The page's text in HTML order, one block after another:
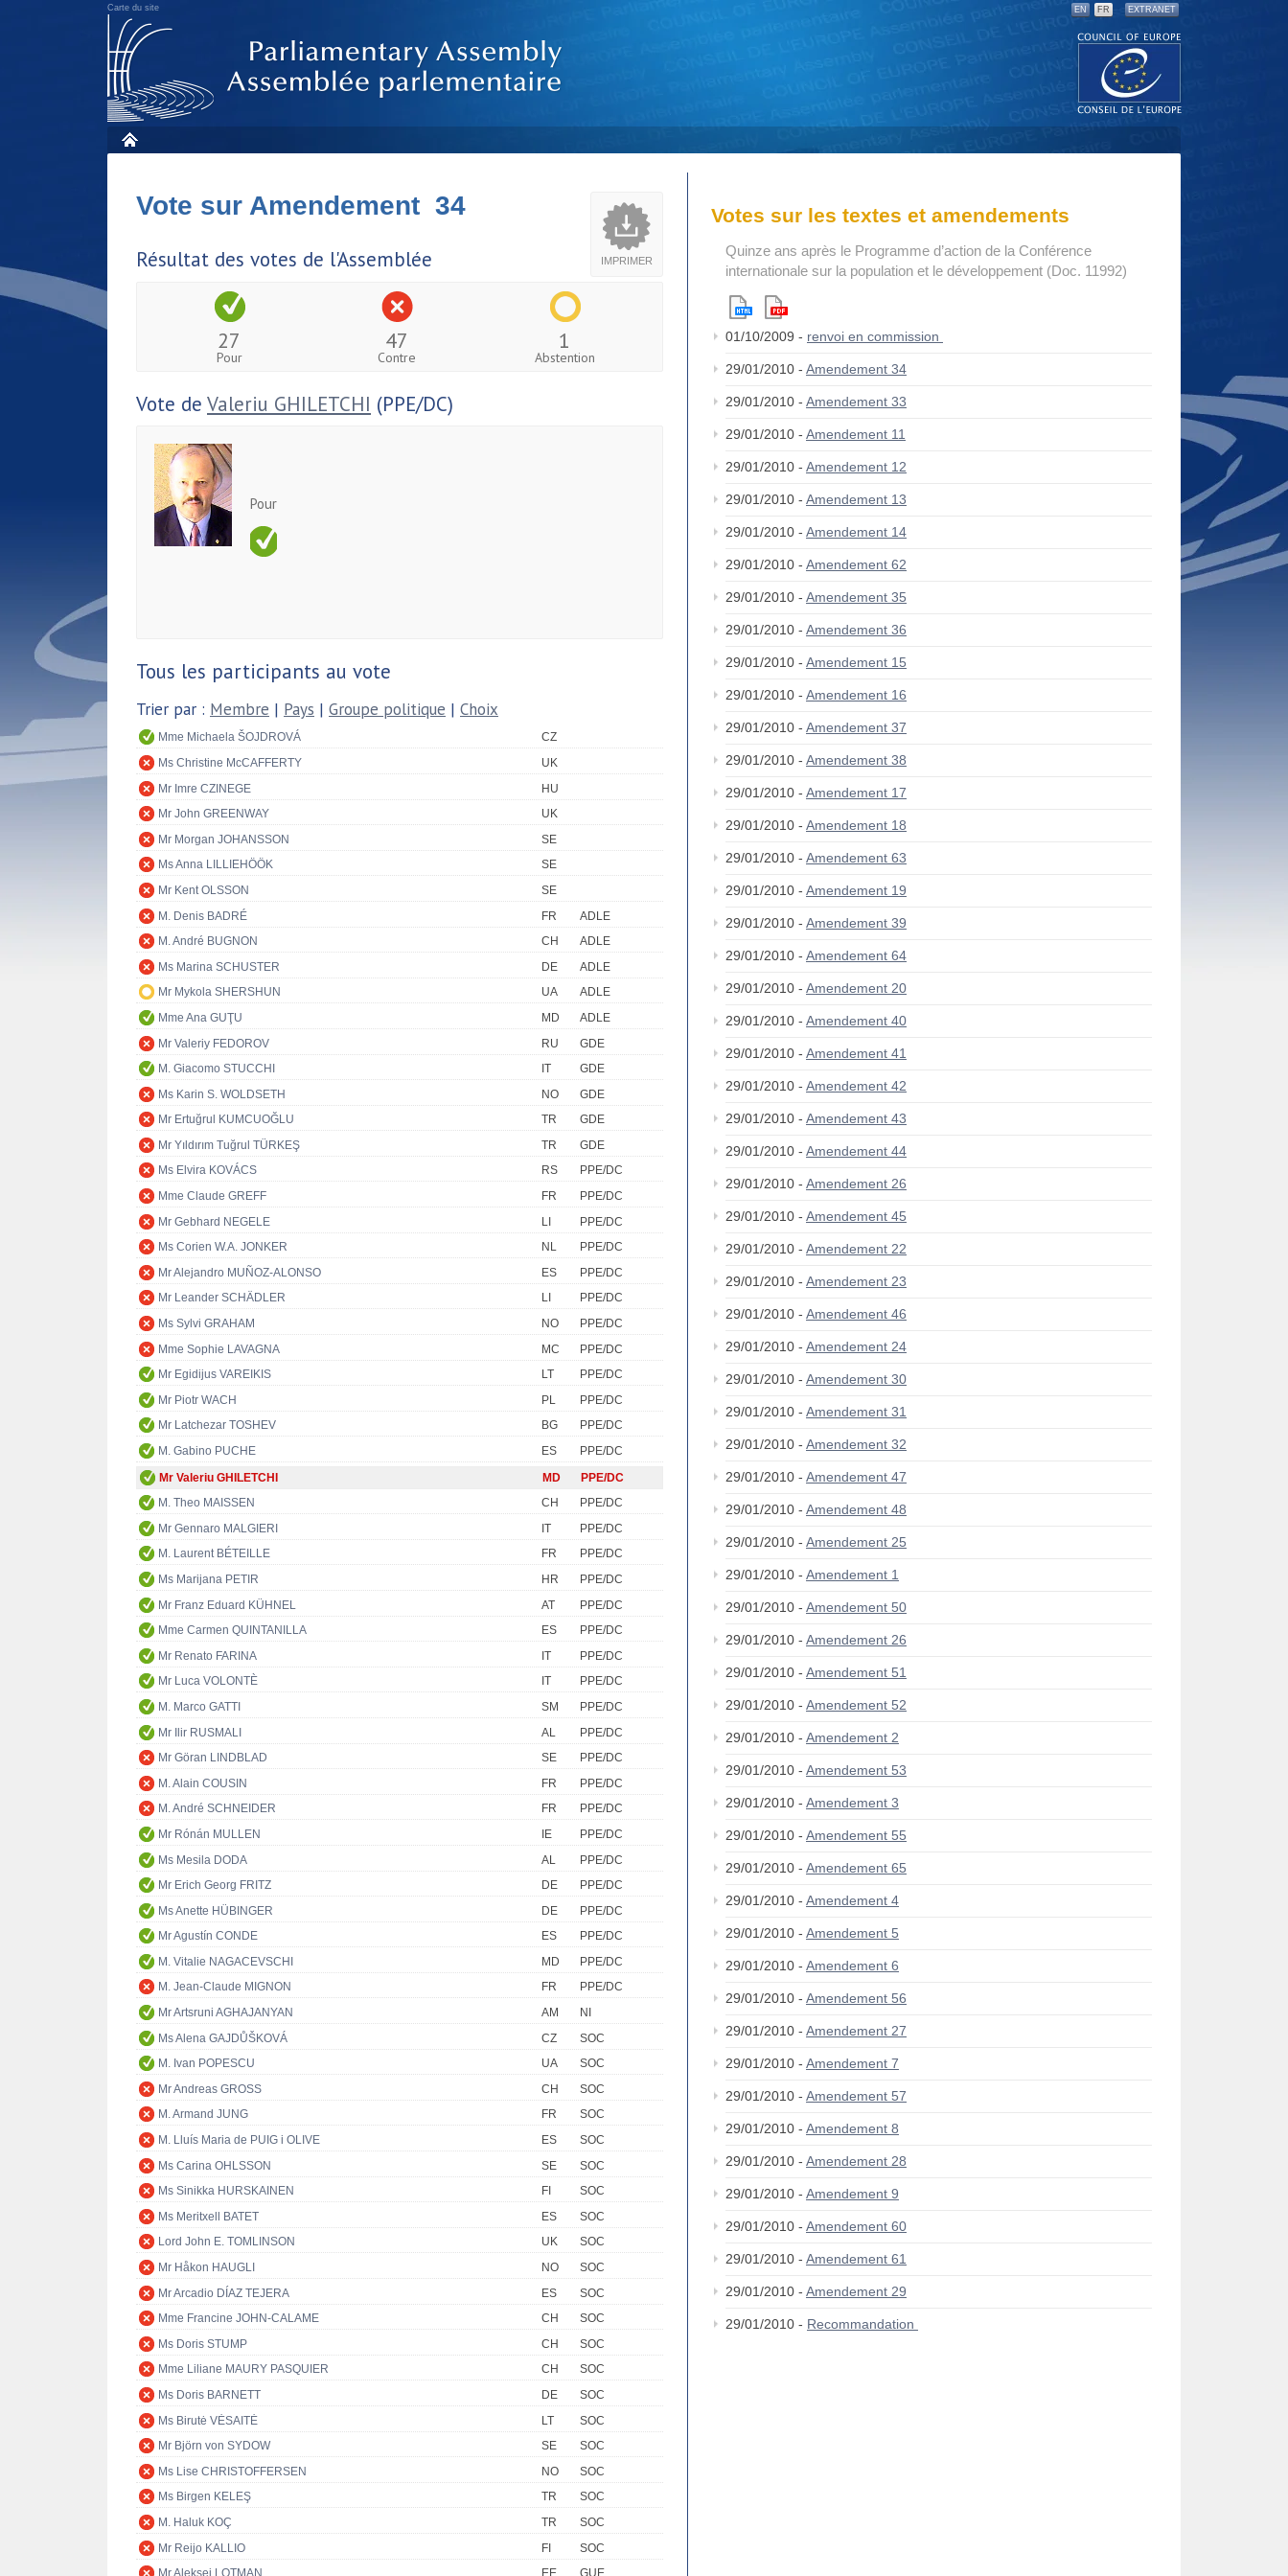
Carte du site EN FR EXTRANET
IMPRIMER
Vote sur Amendement 34
Résultat des votes de l'Assemblée
27
Pour
47
Contre
1
Abstention
Vote de Valeriu GHILETCHI (PPE/DC)
Pour
Tous les participants au vote
Trier par : Membre | Pays | Groupe politique | Choix
Mme Michaela ŠOJDROVÁ
CZ
Ms Christine McCAFFERTY
UK
Mr Imre CZINEGE
HU
Mr John GREENWAY
UK
Mr Morgan JOHANSSON
SE
Ms Anna LILLIEHÖÖK
SE
Mr Kent OLSSON
SE
M. Denis BADRÉ
FR
ADLE
M. André BUGNON
CH
ADLE
Ms Marina SCHUSTER
DE
ADLE
Mr Mykola SHERSHUN
UA
ADLE
Mme Ana GUŢU
MD
ADLE
Mr Valeriy FEDOROV
RU
GDE
M. Giacomo STUCCHI
IT
GDE
Ms Karin S. WOLDSETH
NO
GDE
Mr Ertuğrul KUMCUOĞLU
TR
GDE
Mr Yıldırım Tuğrul TÜRKEŞ
TR
GDE
Ms Elvira KOVÁCS
RS
PPE/DC
Mme Claude GREFF
FR
PPE/DC
Mr Gebhard NEGELE
LI
PPE/DC
Ms Corien W.A. JONKER
NL
PPE/DC
Mr Alejandro MUÑOZ-ALONSO
ES
PPE/DC
Mr Leander SCHÄDLER
LI
PPE/DC
Ms Sylvi GRAHAM
NO
PPE/DC
Mme Sophie LAVAGNA
MC
PPE/DC
Mr Egidijus VAREIKIS
LT
PPE/DC
Mr Piotr WACH
PL
PPE/DC
Mr Latchezar TOSHEV
BG
PPE/DC
M. Gabino PUCHE
ES
PPE/DC
Mr Valeriu GHILETCHI
MD
PPE/DC
M. Theo MAISSEN
CH
PPE/DC
Mr Gennaro MALGIERI
IT
PPE/DC
M. Laurent BÉTEILLE
FR
PPE/DC
Ms Marijana PETIR
HR
PPE/DC
Mr Franz Eduard KÜHNEL
AT
PPE/DC
Mme Carmen QUINTANILLA
ES
PPE/DC
Mr Renato FARINA
IT
PPE/DC
Mr Luca VOLONTÈ
IT
PPE/DC
M. Marco GATTI
SM
PPE/DC
Mr Ilir RUSMALI
AL
PPE/DC
Mr Göran LINDBLAD
SE
PPE/DC
M. Alain COUSIN
FR
PPE/DC
M. André SCHNEIDER
FR
PPE/DC
Mr Rónán MULLEN
IE
PPE/DC
Ms Mesila DODA
AL
PPE/DC
Mr Erich Georg FRITZ
DE
PPE/DC
Ms Anette HÜBINGER
DE
PPE/DC
Mr Agustín CONDE
ES
PPE/DC
M. Vitalie NAGACEVSCHI
MD
PPE/DC
M. Jean-Claude MIGNON
FR
PPE/DC
Mr Artsruni AGHAJANYAN
AM
NI
Ms Alena GAJDŮŠKOVÁ
CZ
SOC
M. Ivan POPESCU
UA
SOC
Mr Andreas GROSS
CH
SOC
M. Armand JUNG
FR
SOC
M. Lluís Maria de PUIG i OLIVE
ES
SOC
Ms Carina OHLSSON
SE
SOC
Ms Sinikka HURSKAINEN
FI
SOC
Ms Meritxell BATET
ES
SOC
Lord John E. TOMLINSON
UK
SOC
Mr Håkon HAUGLI
NO
SOC
Mr Arcadio DÍAZ TEJERA
ES
SOC
Mme Francine JOHN-CALAME
CH
SOC
Ms Doris STUMP
CH
SOC
Mme Liliane MAURY PASQUIER
CH
SOC
Ms Doris BARNETT
DE
SOC
Ms Birutė VĖSAITĖ
LT
SOC
Mr Björn von SYDOW
SE
SOC
Ms Lise CHRISTOFFERSEN
NO
SOC
Ms Birgen KELEŞ
TR
SOC
M. Haluk KOÇ
TR
SOC
Mr Reijo KALLIO
FI
SOC
Mr Aleksei LOTMAN
EE GUE
Votes sur les textes et amendements
Quinze ans après le Programme d’action de la Conférence
internationale sur la population et le développement (Doc. 11992)
01/10/2009 - renvoi en commission
29/01/2010 - Amendement 34
29/01/2010 - Amendement 33
29/01/2010 - Amendement 11
29/01/2010 - Amendement 12
29/01/2010 - Amendement 13
29/01/2010 - Amendement 14
29/01/2010 - Amendement 62
29/01/2010 - Amendement 35
29/01/2010 - Amendement 36
29/01/2010 - Amendement 15
29/01/2010 - Amendement 16
29/01/2010 - Amendement 37
29/01/2010 - Amendement 38
29/01/2010 - Amendement 17
29/01/2010 - Amendement 18
29/01/2010 - Amendement 63
29/01/2010 - Amendement 19
29/01/2010 - Amendement 39
29/01/2010 - Amendement 64
29/01/2010 - Amendement 20
29/01/2010 - Amendement 40
29/01/2010 - Amendement 41
29/01/2010 - Amendement 42
29/01/2010 - Amendement 43
29/01/2010 - Amendement 44
29/01/2010 - Amendement 26
29/01/2010 - Amendement 45
29/01/2010 - Amendement 22
29/01/2010 - Amendement 23
29/01/2010 - Amendement 46
29/01/2010 - Amendement 24
29/01/2010 - Amendement 30
29/01/2010 - Amendement 31
29/01/2010 - Amendement 32
29/01/2010 - Amendement 47
29/01/2010 - Amendement 48
29/01/2010 - Amendement 25
29/01/2010 - Amendement 1
29/01/2010 - Amendement 50
29/01/2010 - Amendement 26
29/01/2010 - Amendement 51
29/01/2010 - Amendement 52
29/01/2010 - Amendement 2
29/01/2010 - Amendement 53
29/01/2010 - Amendement 3
29/01/2010 - Amendement 55
29/01/2010 - Amendement 65
29/01/2010 - Amendement 4
29/01/2010 - Amendement 5
29/01/2010 - Amendement 6
29/01/2010 - Amendement 56
29/01/2010 - Amendement 27
29/01/2010 - Amendement 7
29/01/2010 - Amendement 57
29/01/2010 - Amendement 8
29/01/2010 - Amendement 28
29/01/2010 - Amendement 9
29/01/2010 - Amendement 60
29/01/2010 - Amendement 61
29/01/2010 - Amendement 29
29/01/2010 - Recommandation